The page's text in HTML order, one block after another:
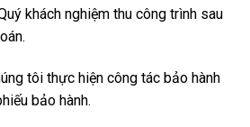
khách nghiệm thu công trình sau
tôi thực hiện công tác bảo hành
bảo hành.